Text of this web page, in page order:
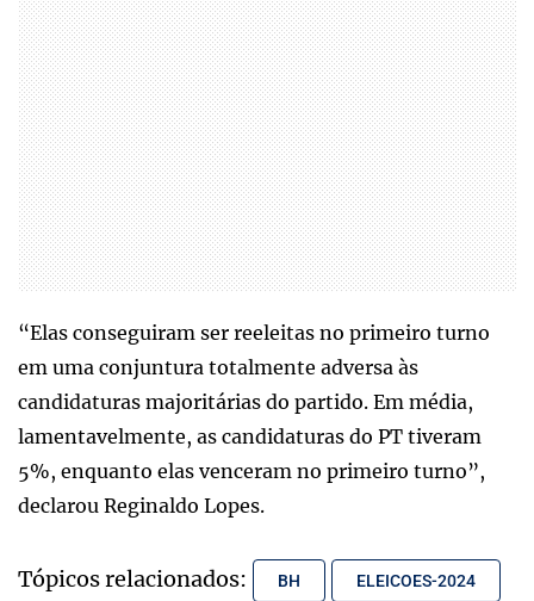
“Elas conseguiram ser reeleitas no primeiro turno
em uma conjuntura totalmente adversa às
candidaturas majoritárias do partido. Em média,
lamentavelmente, as candidaturas do PT tiveram
5%, enquanto elas venceram no primeiro turno”,
declarou Reginaldo Lopes.
Tópicos relacionados: BH ELEICOES-2024